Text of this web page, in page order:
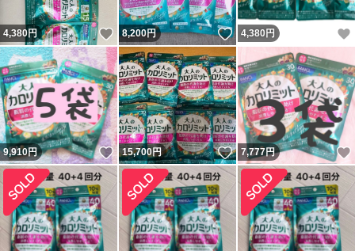
4,380円 いいね！
8,200円 いいね！
4,380 円
9,910円 いいね！
15,700円 いいね！
7,777円